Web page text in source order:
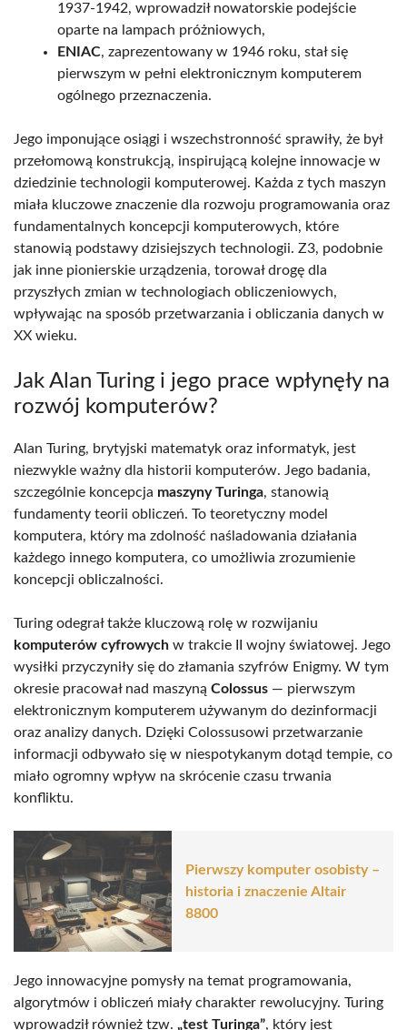
1937-1942, wprowadził nowatorskie podejście
oparte na lampach próżniowych,
ENIAC, zaprezentowany w 1946 roku, stał się
pierwszym w pełni elektronicznym komputerem
ogólnego przeznaczenia.
Jego imponujące osiągi i wszechstronność sprawiły, że był
przełomową konstrukcją, inspirującą kolejne innowacje w
dziedzinie technologii komputerowej. Każda z tych maszyn
miała kluczowe znaczenie dla rozwoju programowania oraz
fundamentalnych koncepcji komputerowych, które
stanowią podstawy dzisiejszych technologii. Z3, podobnie
jak inne pionierskie urządzenia, torował drogę dla
przyszłych zmian w technologiach obliczeniowych,
wpływając na sposób przetwarzania i obliczania danych w
XX wieku.
Jak Alan Turing i jego prace wpłynęły na
rozwój komputerów?
Alan Turing, brytyjski matematyk oraz informatyk, jest
niezwykle ważny dla historii komputerów. Jego badania,
szczególnie koncepcja maszyny Turinga, stanowią
fundamenty teorii obliczeń. To teoretyczny model
komputera, który ma zdolność naśladowania działania
każdego innego komputera, co umożliwia zrozumienie
koncepcji obliczalności.
Turing odegrał także kluczową rolę w rozwijaniu
komputerów cyfrowych w trakcie II wojny światowej. Jego
wysiłki przyczyniły się do złamania szyfrów Enigmy. W tym
okresie pracował nad maszyną Colossus — pierwszym
elektronicznym komputerem używanym do dezinformacji
oraz analizy danych. Dzięki Colossusowi przetwarzanie
informacji odbywało się w niespotykanym dotąd tempie, co
miało ogromny wpływ na skrócenie czasu trwania
konfliktu.
Pierwszy komputer osobisty –
historia i znaczenie Altair
8800
Jego innowacyjne pomysły na temat programowania,
algorytmów i obliczeń miały charakter rewolucyjny. Turing
wprowadził również tzw. „test Turinga”, który jest